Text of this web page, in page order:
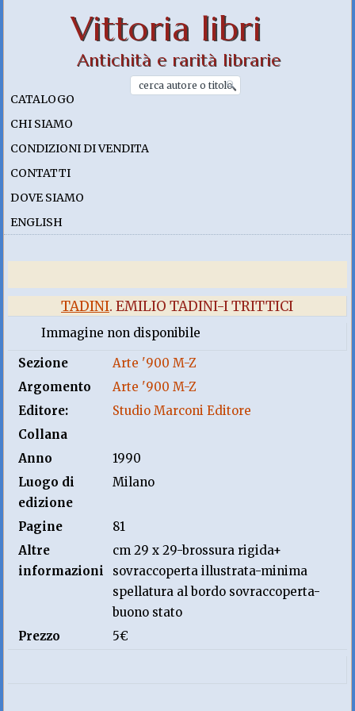
Vittoria libri
Antichità e rarità librarie
CATALOGO
CHI SIAMO
CONDIZIONI DI VENDITA
CONTATTI
DOVE SIAMO
ENGLISH
TADINI. EMILIO TADINI-I TRITTICI
Immagine non disponibile
Sezione
Arte '900 M-Z
Argomento
Arte '900 M-Z
Editore:
Studio Marconi Editore
Collana
Anno
1990
Luogo di
edizione
Milano
Pagine
81
Altre
informazioni
cm 29 x 29-brossura rigida+
sovraccoperta illustrata-minima
spellatura al bordo sovraccoperta-
buono stato
Prezzo
5€